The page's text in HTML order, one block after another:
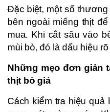
Đặc biệt, một số
bên ngoài miếng thịt
mua. Khi cắt sâu vào
mùi bò, đó là dấu hiệu
Những mẹo đơn giản
thịt bò giả
Cách kiểm tra hiệu quả